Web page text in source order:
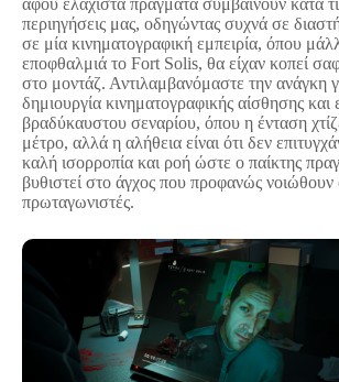
αφού ελάχιστα πράγματα συμβαίνουν κατά
περιηγήσεις μας, οδηγώντας συχνά σε
σε μία κινηματογραφική εμπειρία, όπου
εποφθαλμιά το Fort Solis, θα είχαν κοπεί
στο μοντάζ. Αντιλαμβανόμαστε την ανάγκη
δημιουργία κινηματογραφικής αίσθησης και
βραδύκαυστου σεναρίου, όπου η ένταση
μέτρο, αλλά η αλήθεια είναι ότι δεν
καλή ισορροπία και ροή ώστε ο παίκτης
βυθιστεί στο άγχος που προφανώς νοιώθουν
πρωταγωνιστές.